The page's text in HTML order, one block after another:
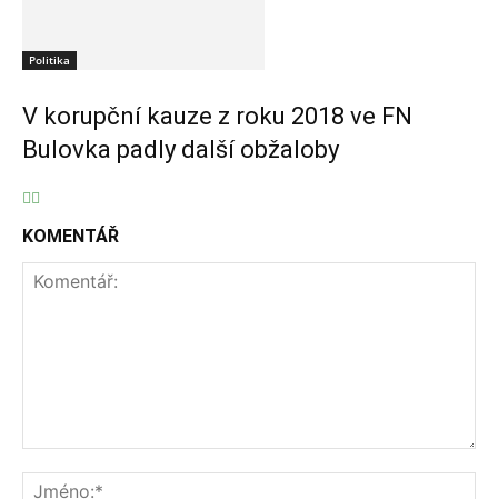
Politika
V korupční kauze z roku 2018 ve FN
Bulovka padly další obžaloby
KOMENTÁŘ